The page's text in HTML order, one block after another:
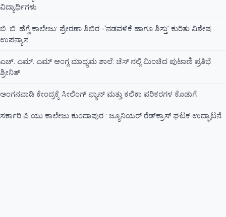
ವಿದ್ಯಾರ್ಥಿಗಳು
ಬಿ. ಬಿ. ಹೆಗ್ಡೆ ಕಾಲೇಜು: ಪ್ರೇರಣಾ ಶಿಬಿರ -‘ನಡವಳಿಕೆ ಹಾಗೂ ಶಿಸ್ತು’ ಕುರಿತು ವಿಶೇಷ
ಉಪನ್ಯಾಸ
ಎಚ್. ಎಮ್. ಎಮ್ ಆಂಗ್ಲ ಮಾಧ್ಯಮ ಶಾಲೆ: ಚೆಸ್ ನಲ್ಲಿ ಮಿಂಚಿದ ಪುಟಾಣಿ ಪ್ರತಿಭೆ
ಶ್ರೀನಿತ್
ಅಂಗನವಾಡಿ ಕೇಂದ್ರಕ್ಕೆ ಸೀಲಿಂಗ್ ಫ್ಯಾನ್ ಮತ್ತು ಕಲಿಕಾ ಪರಿಕರಗಳ ಕೊಡುಗೆ
ಸರ್ಕಾರಿ ಪಿ ಯು ಕಾಲೇಜು ಕುಂದಾಪುರ : ಜ್ಯೂನಿಯರ್‌ ರೆಡ್‌ಕ್ರಾಸ್‌ ಘಟಕ ಉದ್ಘಾಟನೆ